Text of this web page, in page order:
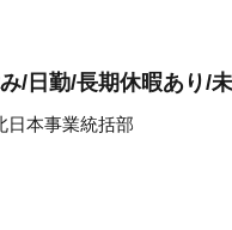
/日勤/長期休暇あり/
日本事業統括部